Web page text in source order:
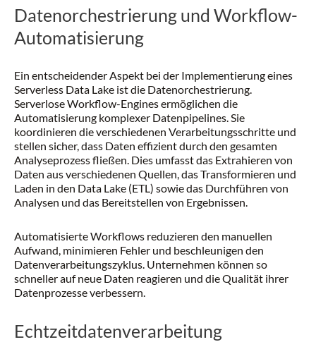
Datenorchestrierung und Workflow-
Automatisierung
Ein entscheidender Aspekt bei der Implementierung eines
Serverless Data Lake ist die Datenorchestrierung.
Serverlose Workflow-Engines ermöglichen die
Automatisierung komplexer Datenpipelines. Sie
koordinieren die verschiedenen Verarbeitungsschritte und
stellen sicher, dass Daten effizient durch den gesamten
Analyseprozess fließen. Dies umfasst das Extrahieren von
Daten aus verschiedenen Quellen, das Transformieren und
Laden in den Data Lake (ETL) sowie das Durchführen von
Analysen und das Bereitstellen von Ergebnissen.
Automatisierte Workflows reduzieren den manuellen
Aufwand, minimieren Fehler und beschleunigen den
Datenverarbeitungszyklus. Unternehmen können so
schneller auf neue Daten reagieren und die Qualität ihrer
Datenprozesse verbessern.
Echtzeitdatenverarbeitung